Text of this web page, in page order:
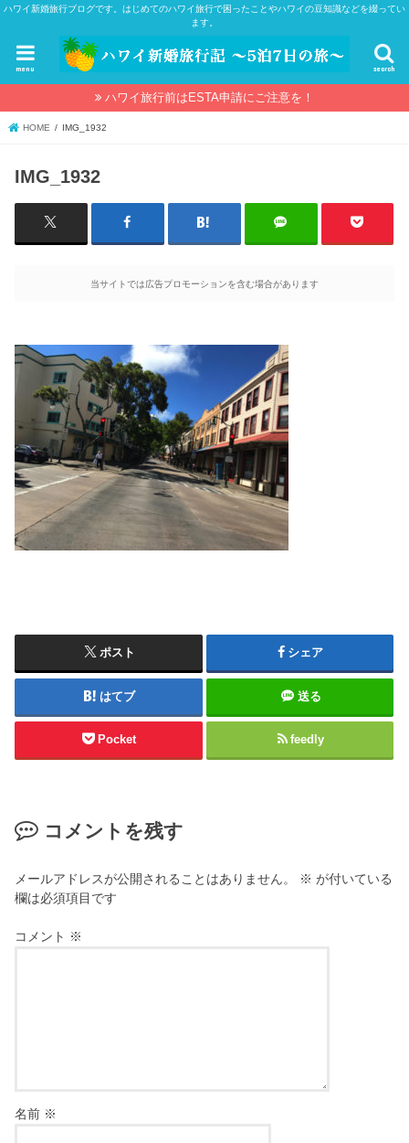
ハワイ新婚旅行ブログです。はじめてのハワイ旅行で困ったことやハワイの豆知識などを綴ってい
ます。
search
menu
ハワイ旅行前はESTA申請にご注意を！
HOME IMG_1932
IMG_1932
当サイトでは広告プロモーションを含む場合があります
ポスト シェア
はてブ 送る
Pocket feedly
コメントを残す
メールアドレスが公開されることはありません。 ※ が付いている
欄は必須項目です
コメント ※
名前 ※